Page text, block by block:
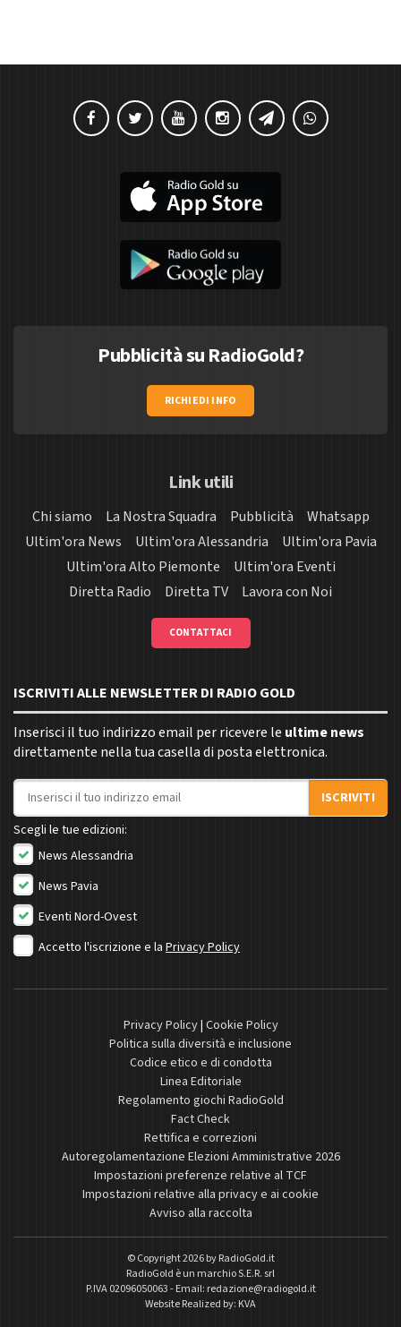
Pubblicità su RadioGold?
RICHIEDI INFO
Link utili
Chi siamo La Nostra Squadra Pubblicità
Whatsapp
Ultim'ora News
Ultim'ora Alessandria
Ultim'ora Pavia
Ultim'ora Alto Piemonte
Ultim'ora Eventi
Diretta Radio
Diretta TV Lavora con Noi
CONTATTACI
ISCRIVITI ALLE NEWSLETTER DI RADIO GOLD
Inserisci il tuo indirizzo email per ricevere le ultime news
direttamente nella tua casella di posta elettronica.
Indirizzo email
ISCRIVITI
Scegli le tue edizioni:
News Alessandria
News Pavia
Eventi Nord-Ovest
Accetto l'iscrizione e la Privacy Policy
Privacy Policy| Cookie Policy
Politica sulla diversità e inclusione
Codice etico e di condotta
Linea Editoriale
Regolamento giochi RadioGold
Fact Check
Rettifica e correzioni
Autoregolamentazione Elezioni Amministrative 2026
Impostazioni preferenze relative al TCF
Impostazioni relative alla privacy e ai cookie
Avviso alla raccolta
© Copyright 2026 byRadioGold.it
RadioGold è un marchio S.E.R. srl
P.IVA 02096050063 - Email: redazione@radiogold.it
Website Realized by: KVA